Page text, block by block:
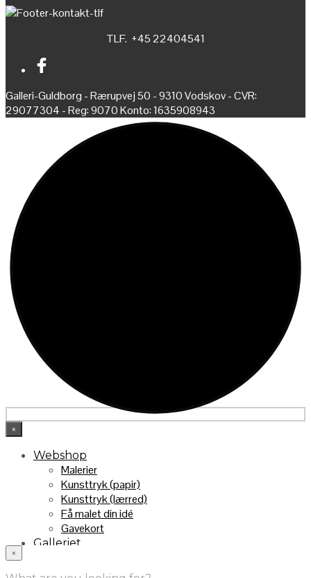
TLF. +45 22404541
Galleri-Guldborg - Rærupvej 50 - 9310 Vodskov - CVR:
29077304 - Reg: 9070 Konto: 1635908943
×
Webshop
Malerier
Kunsttryk (papir)
Kunsttryk (lærred)
Få malet din idé
Gavekort
Galleriet
Handelsebetingelser
×